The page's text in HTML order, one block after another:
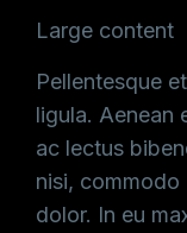
Large content
Pellentesque
ligula. Aenean
ac lectus
nisi, commodo
dolor. In eu